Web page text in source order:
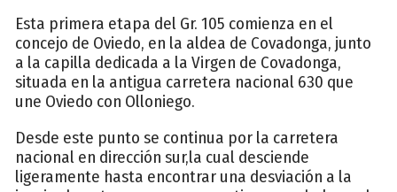
Esta primera etapa del Gr. 105 comienza en el
concejo de Oviedo, en la aldea de Covadonga, junto
a la capilla dedicada a la Virgen de Covadonga,
situada en la antigua carretera nacional 630 que
une Oviedo con Olloniego.
Desde este punto se continua por la carretera
nacional en dirección sur,la cual desciende
ligeramente hasta encontrar una desviación a la